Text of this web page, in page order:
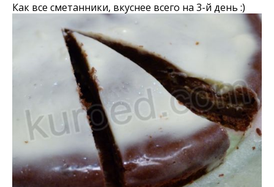
Как все сметанники, вкуснее всего на 3-й день :)